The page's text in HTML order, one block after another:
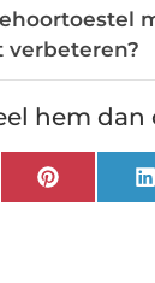
verbeteren?
hem dan
Pinterest